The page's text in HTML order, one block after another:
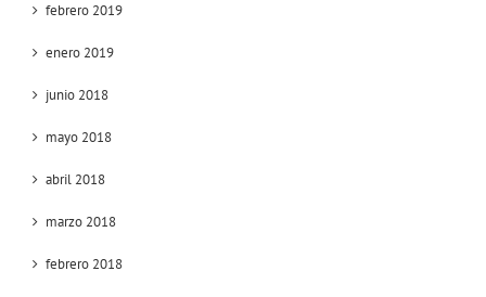
febrero 2019
enero 2019
junio 2018
mayo 2018
abril 2018
marzo 2018
febrero 2018